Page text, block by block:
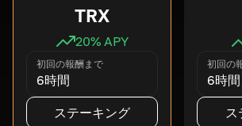
TRX
20% APY
初回の報酬まで
6時間
ステーキング
初回の
6時間
ス